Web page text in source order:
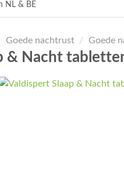
NL & BE
Goede nachtrust / Goede
& Nacht